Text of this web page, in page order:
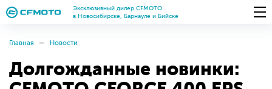
Эксклюзивный дилер CFMOTO
в Новосибирске, Барнауле и Бийске
Главная Новости
Долгожданные новинки: